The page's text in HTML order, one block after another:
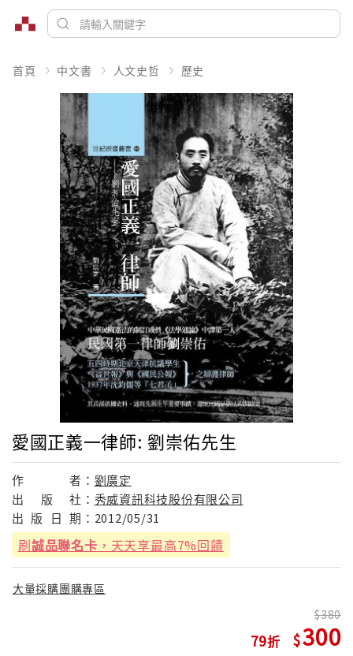
首頁 中文書 人文史哲 歷史
愛國正義一律師: 劉崇佑先生
作 者： 劉廣定
出
版 社： 秀威資訊科技股份有限公司
出 版 日 期： 2012/05/31
刷誠品聯名卡 ，天天享最高7%回饋
大量採購團購專區
79
380
300